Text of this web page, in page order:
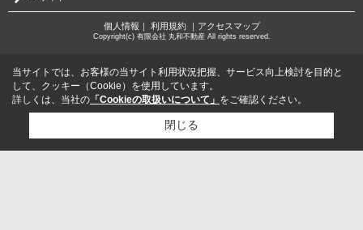
個人情報 ｜ 利用規約｜ アクセスマップ
Copyright(c) 有限会社 丸和不動産 All rights reserved.
当サイトでは、お客様の当サイト利用状況把握、サービス向上検討を目的と
して、クッキー（Cookie）を使用しています。
詳しくは、当社の 「Cookieの取扱いについて」 をご確認ください。
閉じる